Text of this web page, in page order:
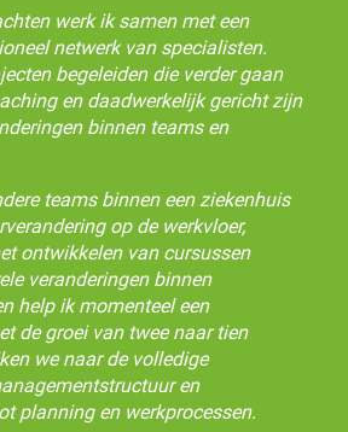
werk ik samen met een
netwerk van specialisten.
begeleiden die verder gaan
en daadwerkelijk gericht zijn
binnen teams en
teams binnen een ziekenhuis
op de werkvloer,
ontwikkelen van cursussen
veranderingen binnen
help ik momenteel een
de groei van twee naar tien
we naar de volledige
en
planning en werkprocessen.